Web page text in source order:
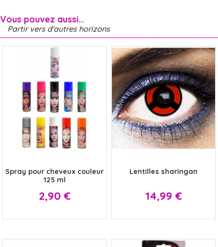
Vous pouvez aussi...
Partir vers d'autres horizons
Spray pour cheveux couleur
125 ml
Prix
2,90 €
Lentilles sharingan
Prix
14,99 €